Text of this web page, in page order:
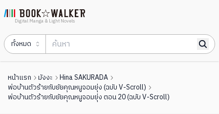
Digital Manga & Light Novels
ทั้งหมด
หน้าแรก มังงะ
Hina SAKURADA
พ่อบ้านตัวร้ายกับยัยคุณหนูจอมยุ่ง (ฉบับ V-Scroll)
พ่อบ้านตัวร้ายกับยัยคุณหนูจอมยุ่ง ตอน 20 (ฉบับ V-Scroll)